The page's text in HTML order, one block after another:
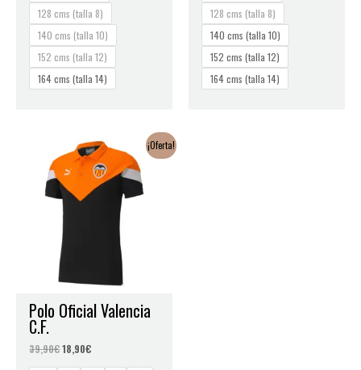
128 cms (talla 8)
140 cms (talla 10)
152 cms (talla 12)
164 cms (talla 14)
128 cms (talla 8)
140 cms (talla 10)
152 cms (talla 12)
164 cms (talla 14)
¡Oferta!
Polo Oficial Valencia
C.F.
39,90€
precio
original
era:
39,90€.
18,90€
El
precio
actual
es:
18,90€.